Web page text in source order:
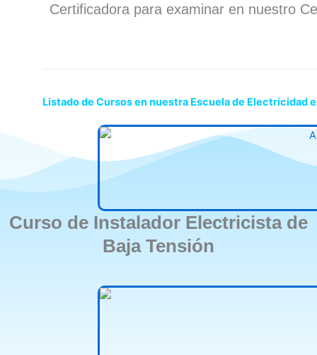
Certificadora para examinar en nuestro
Listado de Cursos en nuestra Escuela de Electricidad
Curso de Instalador Electricista de
Baja Tensión